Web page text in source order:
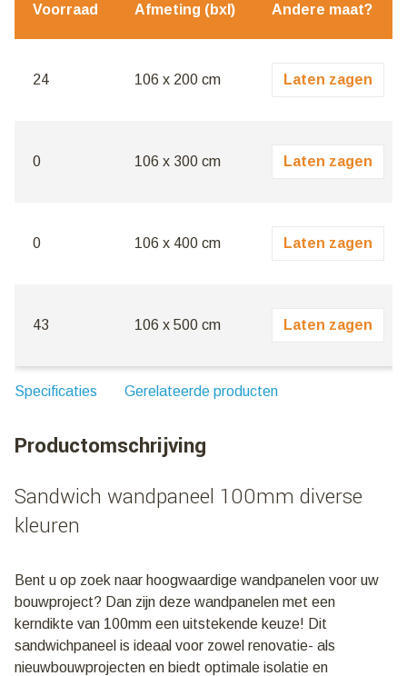
Voorraad Afmeting (bxl) Andere maat?
24 106 x 200 cm Laten zagen
0 106 x 300 cm Laten zagen
0 106 x 400 cm Laten zagen
43 106 x 500 cm Laten zagen
Specificaties Gerelateerde producten
Productomschrijving
Sandwich wandpaneel 100mm diverse
kleuren
Bent u op zoek naar hoogwaardige wandpanelen voor uw
bouwproject? Dan zijn deze wandpanelen met een
kerndikte van 100mm een uitstekende keuze! Dit
sandwichpaneel is ideaal voor zowel renovatie- als
nieuwbouwprojecten en biedt optimale isolatie en